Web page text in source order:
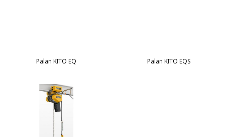
Palan KITO EQ Palan KITO EQS